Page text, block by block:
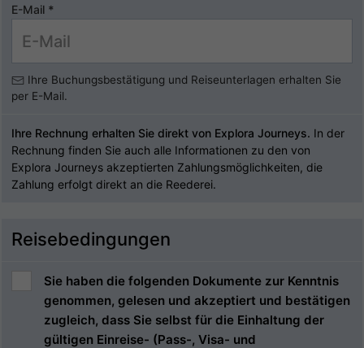
E-Mail *
Ihre Buchungsbestätigung und Reiseunterlagen erhalten Sie
per E-Mail.
Ihre Rechnung erhalten Sie direkt von Explora Journeys. In der
Rechnung finden Sie auch alle Informationen zu den von
Explora Journeys akzeptierten Zahlungsmöglichkeiten, die
Zahlung erfolgt direkt an die Reederei.
Reisebedingungen
Sie haben die folgenden Dokumente zur Kenntnis
genommen, gelesen und akzeptiert und bestätigen
zugleich, dass Sie selbst für die Einhaltung der
gültigen Einreise- (Pass-, Visa- und